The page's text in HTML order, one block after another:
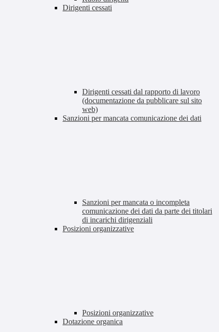
Dirigenti cessati
Dirigenti cessati dal rapporto di lavoro
(documentazione da pubblicare sul sito
web)
Sanzioni per mancata comunicazione dei dati
Sanzioni per mancata o incompleta
comunicazione dei dati da parte dei titolari
di incarichi dirigenziali
Posizioni organizzative
Posizioni organizzative
Dotazione organica